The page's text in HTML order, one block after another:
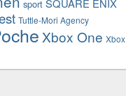
sport SQUARE ENIX
Tuttle-Mori Agency
Xbox One Xbox